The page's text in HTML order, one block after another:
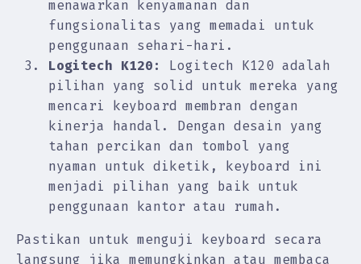
menawarkan kenyamanan dan
fungsionalitas yang memadai untuk
penggunaan sehari-hari.
Logitech K120:
Logitech K120 adalah
pilihan yang solid untuk mereka yang
mencari keyboard membran dengan
kinerja handal. Dengan desain yang
tahan percikan dan tombol yang
nyaman untuk diketik, keyboard ini
menjadi pilihan yang baik untuk
penggunaan kantor atau rumah.
Pastikan untuk menguji keyboard secara
langsung jika memungkinkan atau membaca